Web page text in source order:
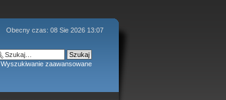
Obecny czas: 08 Sie 2026 13:07
Wyszukiwanie zaawansowane